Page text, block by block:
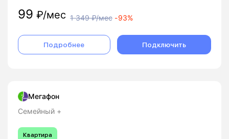
99 ₽/мес 1 349₽/мес -93%
Подробнее Подключить
Мегафон
Семейный +
Квартира